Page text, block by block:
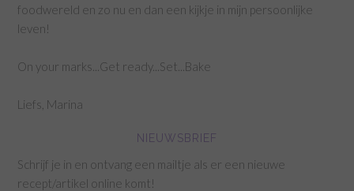
foodwereld en zo nu en dan een kijkje in mijn persoonlijke
leven!
On your marks...Get ready...Set...Bake
Liefs, Marina
NIEUWSBRIEF
Schrijf je in en ontvang een mailtje als er een nieuwe
recept/artikel online komt!